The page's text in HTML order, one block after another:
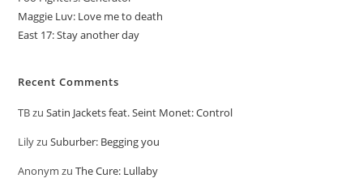
Maggie Luv: Love me to death
East 17: Stay another day
Recent Comments
TBzuSatin Jackets feat. Seint Monet: Control
LilyzuSuburber: Begging you
Anonym zuThe Cure: Lullaby